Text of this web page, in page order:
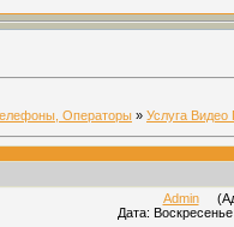
Операторы » Услуга
Admin
Дата: